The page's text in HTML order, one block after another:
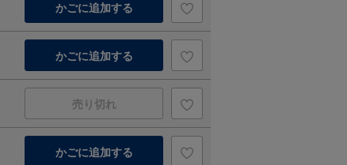
かごに追加する
かごに追加する
売り切れ
かごに追加する